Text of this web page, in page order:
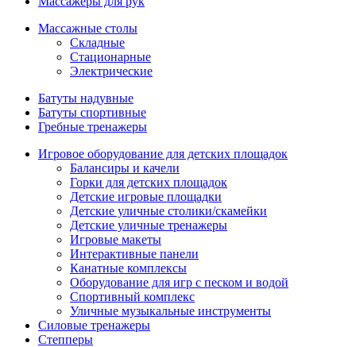
Массажные столы
Складные
Стационарные
Электрические
Батуты надувные
Батуты спортивные
Гребные тренажеры
Игровое оборудование для детских площадок
Балансиры и качели
Горки для детских площадок
Детские игровые площадки
Детские уличные столики/скамейки
Детские уличные тренажеры
Игровые макеты
Интерактивные панели
Канатные комплексы
Оборудование для игр с песком и водой
Спортивный комплекс
Уличные музыкальные инструменты
Силовые тренажеры
Степперы